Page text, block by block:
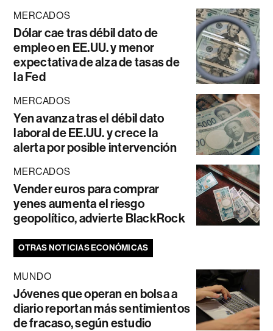
MERCADOS
Dólar cae tras débil dato de
empleo en EE.UU. y menor
expectativa de alza de tasas de
la Fed
MERCADOS
Yen avanza tras el débil dato
laboral de EE.UU. y crece la
alerta por posible intervención
MERCADOS
Vender euros para comprar
yenes aumenta el riesgo
geopolítico, advierte BlackRock
OTRAS NOTICIAS ECONÓMICAS
MUNDO
Jóvenes que operan en bolsa a
diario reportan más sentimientos
de fracaso, según estudio